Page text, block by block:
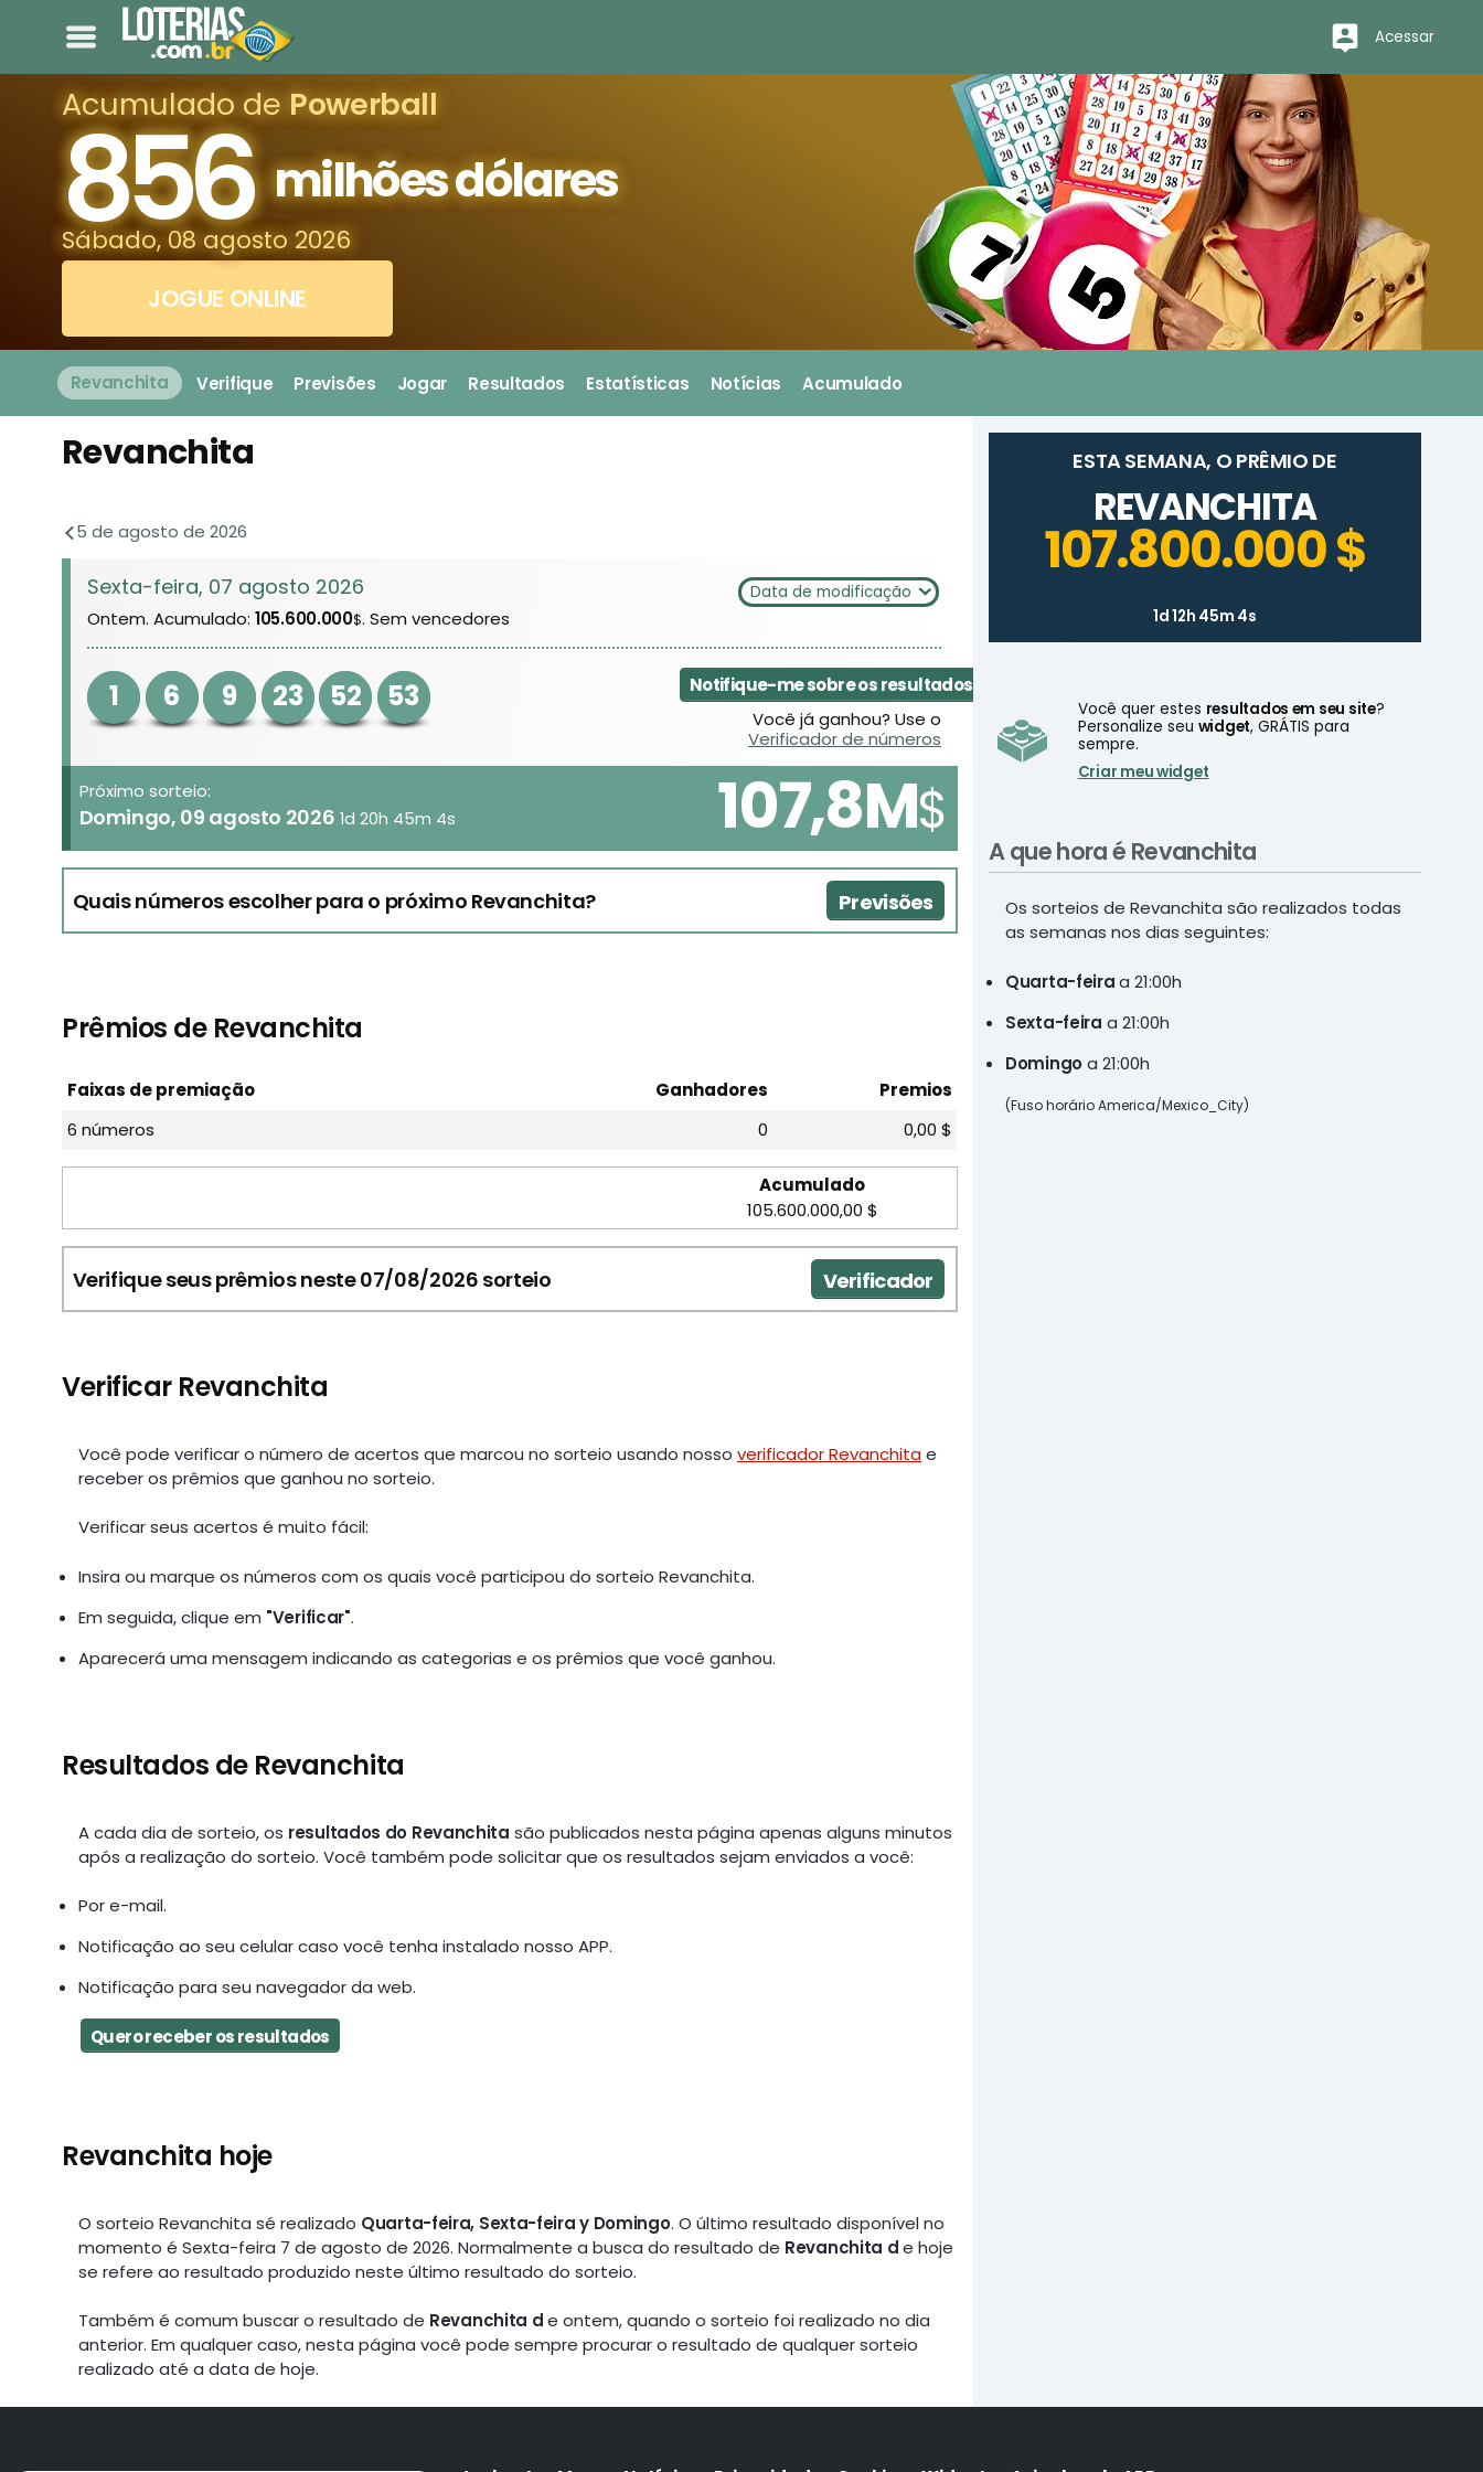
Acessar
Acumulado de Powerball
856 milhões dólares
Sábado, 08 agosto 2026
JOGUE ONLINE
Revanchita Verifique Previsões Jogar Resultados Estatísticas Notícias Acumulado
Revanchita
5 de agosto de 2026
Sexta-feira, 07 agosto 2026 Data de modificação
Ontem. Acumulado:105.600.000$. Sem vencedores
1 6 9 23 52 53
Notifique-me sobre os resultados
Você já ganhou? Use o
Verificador de números
Próximo sorteio:
Domingo, 09 agosto 2026 1d 20h 45m 4s 107,8M$
Quais números escolher para o próximo Revanchita? Previsões
Prêmios de Revanchita
Faixas de premiação Ganhadores
Premios
6 números
0 0,00 $
Acumulado
105.600.000,00 $
Verifique seus prêmios neste 07/08/2026 sorteio Verificador
Verificar Revanchita
Você pode verificar o número de acertos que marcou no sorteio usando nossoverificador Revanchitae
receber os prêmios que ganhou no sorteio.
Verificar seus acertos é muito fácil:
Insira ou marque os números com os quais você participou do sorteio Revanchita.
Em seguida, clique em "Verificar".
Aparecerá uma mensagem indicando as categorias e os prêmios que você ganhou.
Resultados de Revanchita
A cada dia de sorteio, os resultados do Revanchita são publicados nesta página apenas alguns minutos
após a realização do sorteio. Você também pode solicitar que os resultados sejam enviados a você:
Por e-mail.
Notificação ao seu celular caso você tenha instalado nosso APP.
Notificação para seu navegador da web.
Quero receber os resultados
Revanchita hoje
O sorteio Revanchita sé realizado Quarta-feira, Sexta-feira y Domingo. O último resultado disponível no
momento é Sexta-feira 7 de agosto de 2026. Normalmente a busca do resultado de Revanchita de hoje
se refere ao resultado produzido neste último resultado do sorteio.
Também é comum buscar o resultado de Revanchita de ontem, quando o sorteio foi realizado no dia
anterior. Em qualquer caso, nesta página você pode sempre procurar o resultado de qualquer sorteio
realizado até a data de hoje.
ESTA SEMANA, O PRÊMIO DE
REVANCHITA
107.800.000 $
1d 12h 45m 4s
Você quer estes resultados em seu site?
Personalize seu widget, GRÁTIS para
sempre.
Criar meu widget
A que hora é Revanchita
Os sorteios de Revanchita são realizados todas
as semanas nos dias seguintes:
Quarta-feiraa 21:00h
Sexta-feira a 21:00h
Domingoa 21:00h
(Fuso horário America/Mexico_City)